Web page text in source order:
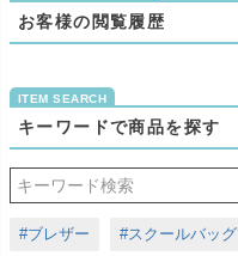
お客様の閲覧履歴
キーワードで商品を探す
#ブレザー #スクールバッグ